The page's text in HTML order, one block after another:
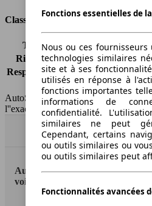
Classes d'assurance
Tous risques
Risques partiels
-
Responsabilité civile
HSN/TSN
n.c./n.c.
AutoScout24 France SAS décline
l''exactitude des indications fournies.
AutoScout24: la plus grande
voitures en Europe
Fonctions essentielles de
Nous ou ces
technologies similaires
site et à ses
utilisés en réponse à
fonctions importantes
informations de
confidentialité.
similaires ne peut
Cependant, certains
ou outils similaires ou
ou outils similaires peut
Fonctionnalités avancées